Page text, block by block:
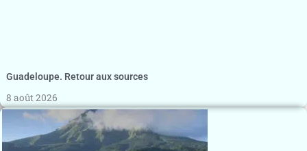
Guadeloupe. Retour aux sources
8 août 2026